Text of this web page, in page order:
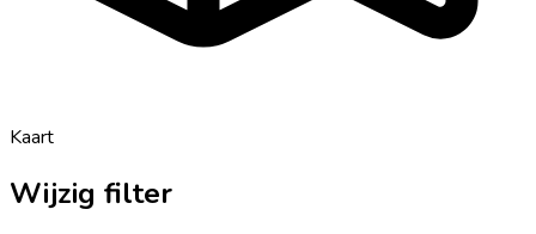
Kaart
Wijzig filter